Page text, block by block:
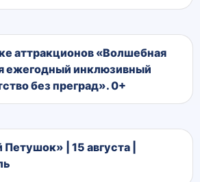
аттракционов «Волшебная
ежегодный инклюзивный
без преград». 0+
| 15 августа |